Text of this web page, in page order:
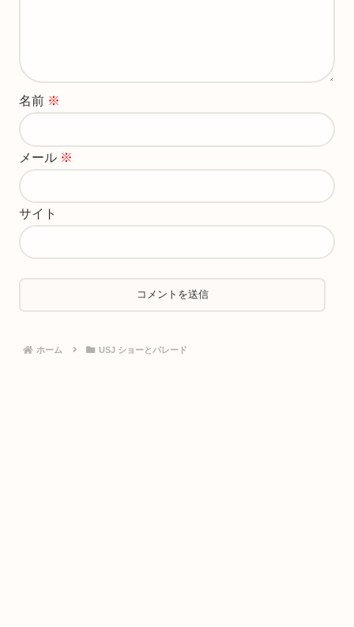
名前 ※
メール ※
サイト
ホーム USJ ショーとパレード